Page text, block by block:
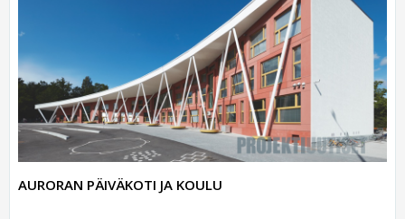
AURORAN PÄIVÄKOTI JA KOULU